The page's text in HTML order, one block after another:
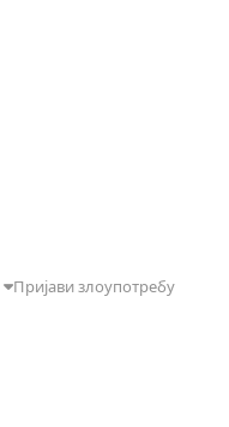
Пријави злоупотребу